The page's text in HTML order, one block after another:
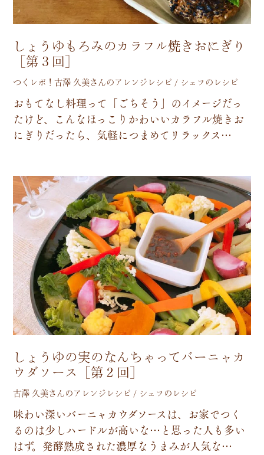
しょうゆもろみのカラフル焼きおにぎり
［第３回］
つくレポ！古澤 久美さんのアレンジレシピ / シェフのレシピ
お も て な し料理っ て 「ごち そ う 」 のイ メージだっ
たけ ど、 こ んな ほっ こ り かわいいカ ラ フル焼 き お
に ぎ り だっ た ら、 気軽につ ま めて リ ラ ッ クス…
しょうゆの実のなんちゃってバーニャカ
ウダソース［第２回］
古澤 久美さんのアレンジレシピ / シェフのレシピ
味わい深いバーニャ カ ウダソース は、 お家でつ く
る のは少 しハー ドルが高い な… と 思っ た人も 多い
はず。 発酵熟成さ れた濃厚な う まみが人気な…